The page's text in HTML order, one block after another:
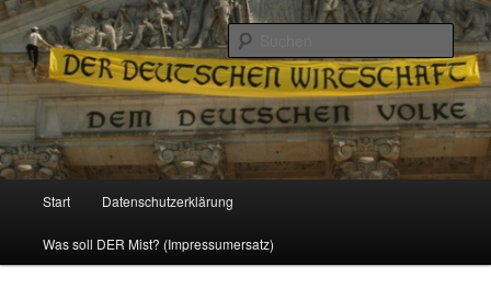
Reizzentrum
Politik, Wirtschaft, Soziales und Gesellschaft
Zum
Inhalt
Zum
sekundären
Start Datenschutzerklärung
Was soll DER Mist? (Impressumersatz)